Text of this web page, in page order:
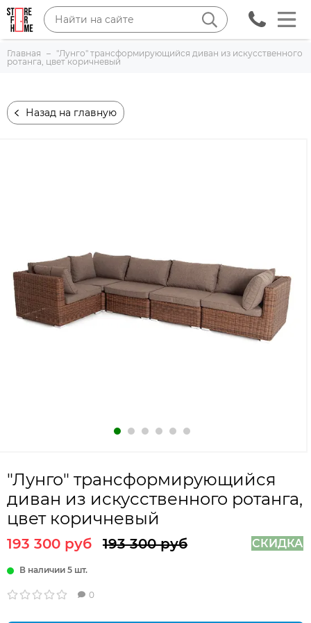
Главная
"Лунго" трансформирующийся диван из искусственного
ротанга, цвет коричневый
Назад на главную
"Лунго" трансформирующийся
диван из искусственного ротанга,
цвет коричневый
193 300 руб 193 300 руб СКИДКА
В наличии 5 шт.
0